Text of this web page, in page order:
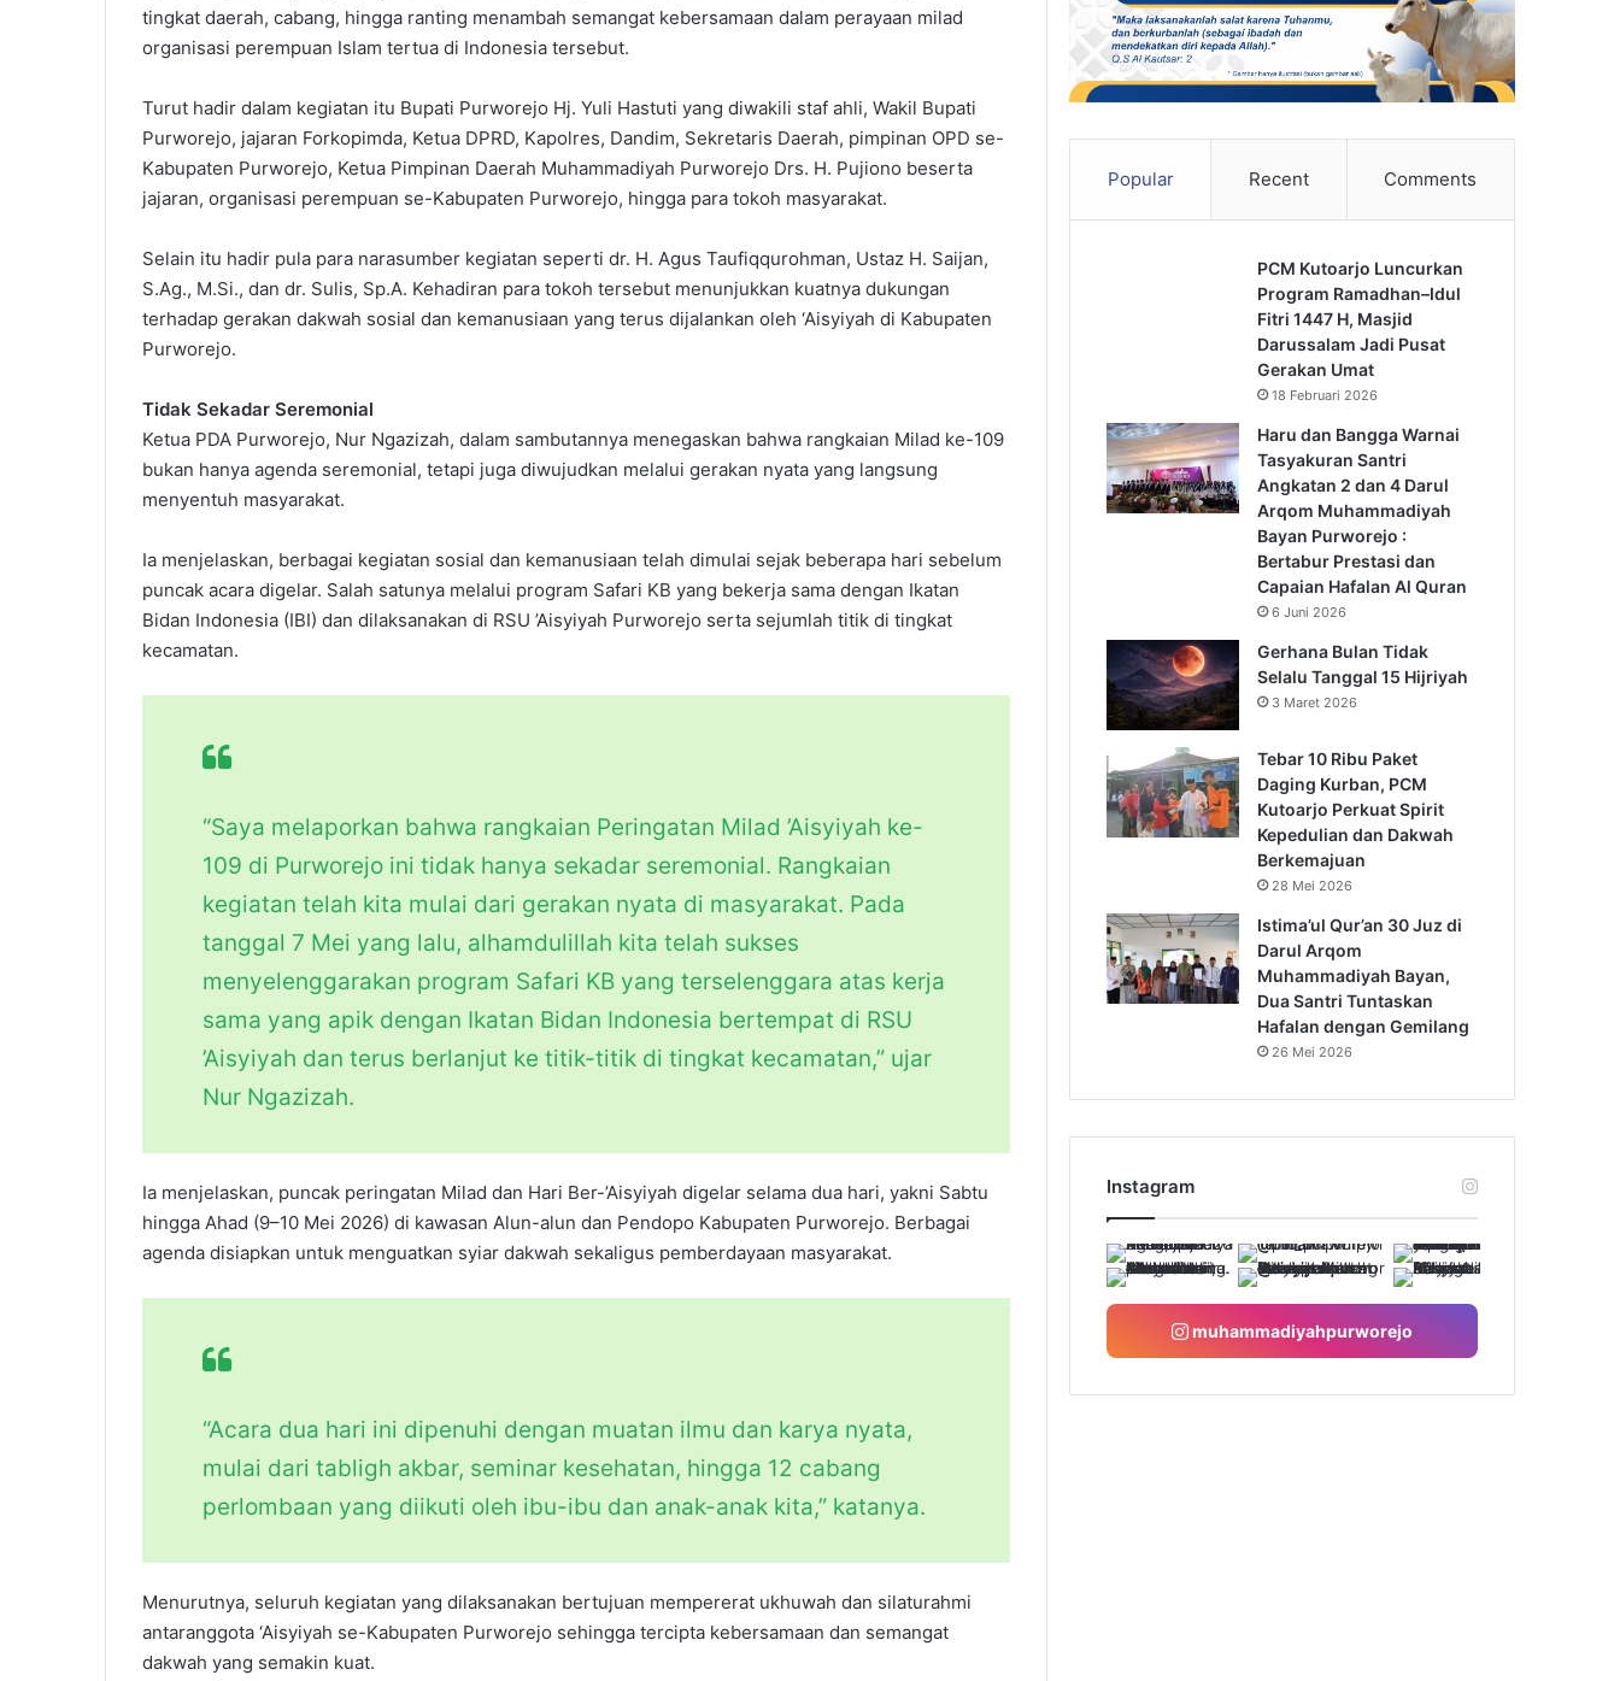
tingkat daerah, cabang, hingga ranting menambah semangat kebersamaan dalam perayaan milad
organisasi perempuan Islam tertua di Indonesia tersebut.
Turut hadir dalam kegiatan itu Bupati Purworejo Hj. Yuli Hastuti yang diwakili staf ahli, Wakil Bupati
Purworejo, jajaran Forkopimda, Ketua DPRD, Kapolres, Dandim, Sekretaris Daerah, pimpinan OPD se-
Kabupaten Purworejo, Ketua Pimpinan Daerah Muhammadiyah Purworejo Drs. H. Pujiono beserta
jajaran, organisasi perempuan se-Kabupaten Purworejo, hingga para tokoh masyarakat.
Selain itu hadir pula para narasumber kegiatan seperti dr. H. Agus Taufiqqurohman, Ustaz H. Saijan,
S.Ag., M.Si., dan dr. Sulis, Sp.A. Kehadiran para tokoh tersebut menunjukkan kuatnya dukungan
terhadap gerakan dakwah sosial dan kemanusiaan yang terus dijalankan oleh ‘Aisyiyah di Kabupaten
Purworejo.
Tidak Sekadar Seremonial
Ketua PDA Purworejo, Nur Ngazizah, dalam sambutannya menegaskan bahwa rangkaian Milad ke-109
bukan hanya agenda seremonial, tetapi juga diwujudkan melalui gerakan nyata yang langsung
menyentuh masyarakat.
Ia menjelaskan, berbagai kegiatan sosial dan kemanusiaan telah dimulai sejak beberapa hari sebelum
puncak acara digelar. Salah satunya melalui program Safari KB yang bekerja sama dengan Ikatan
Bidan Indonesia (IBI) dan dilaksanakan di RSU ’Aisyiyah Purworejo serta sejumlah titik di tingkat
kecamatan.
“Saya melaporkan bahwa rangkaian Peringatan Milad ’Aisyiyah ke-
109 di Purworejo ini tidak hanya sekadar seremonial. Rangkaian
kegiatan telah kita mulai dari gerakan nyata di masyarakat. Pada
tanggal 7 Mei yang lalu, alhamdulillah kita telah sukses
menyelenggarakan program Safari KB yang terselenggara atas kerja
sama yang apik dengan Ikatan Bidan Indonesia bertempat di RSU
’Aisyiyah dan terus berlanjut ke titik-titik di tingkat kecamatan,” ujar
Nur Ngazizah.
Ia menjelaskan, puncak peringatan Milad dan Hari Ber-’Aisyiyah digelar selama dua hari, yakni Sabtu
hingga Ahad (9–10 Mei 2026) di kawasan Alun-alun dan Pendopo Kabupaten Purworejo. Berbagai
agenda disiapkan untuk menguatkan syiar dakwah sekaligus pemberdayaan masyarakat.
“Acara dua hari ini dipenuhi dengan muatan ilmu dan karya nyata,
mulai dari tabligh akbar, seminar kesehatan, hingga 12 cabang
perlombaan yang diikuti oleh ibu-ibu dan anak-anak kita,” katanya.
Menurutnya, seluruh kegiatan yang dilaksanakan bertujuan mempererat ukhuwah dan silaturahmi
antaranggota ‘Aisyiyah se-Kabupaten Purworejo sehingga tercipta kebersamaan dan semangat
dakwah yang semakin kuat.
Popular Recent Comments
PCM Kutoarjo Luncurkan
Program Ramadhan–Idul
Fitri 1447 H, Masjid
Darussalam Jadi Pusat
Gerakan Umat
18 Februari 2026
Haru dan Bangga Warnai
Tasyakuran Santri
Angkatan 2 dan 4 Darul
Arqom Muhammadiyah
Bayan Purworejo :
Bertabur Prestasi dan
Capaian Hafalan Al Quran
6 Juni 2026
Gerhana Bulan Tidak
Selalu Tanggal 15 Hijriyah
3 Maret 2026
Tebar 10 Ribu Paket
Daging Kurban, PCM
Kutoarjo Perkuat Spirit
Kepedulian dan Dakwah
Berkemajuan
28 Mei 2026
Istima’ul Qur’an 30 Juz di
Darul Arqom
Muhammadiyah Bayan,
Dua Santri Tuntaskan
Hafalan dengan Gemilang
26 Mei 2026
Instagram
muhammadiyahpurworejo